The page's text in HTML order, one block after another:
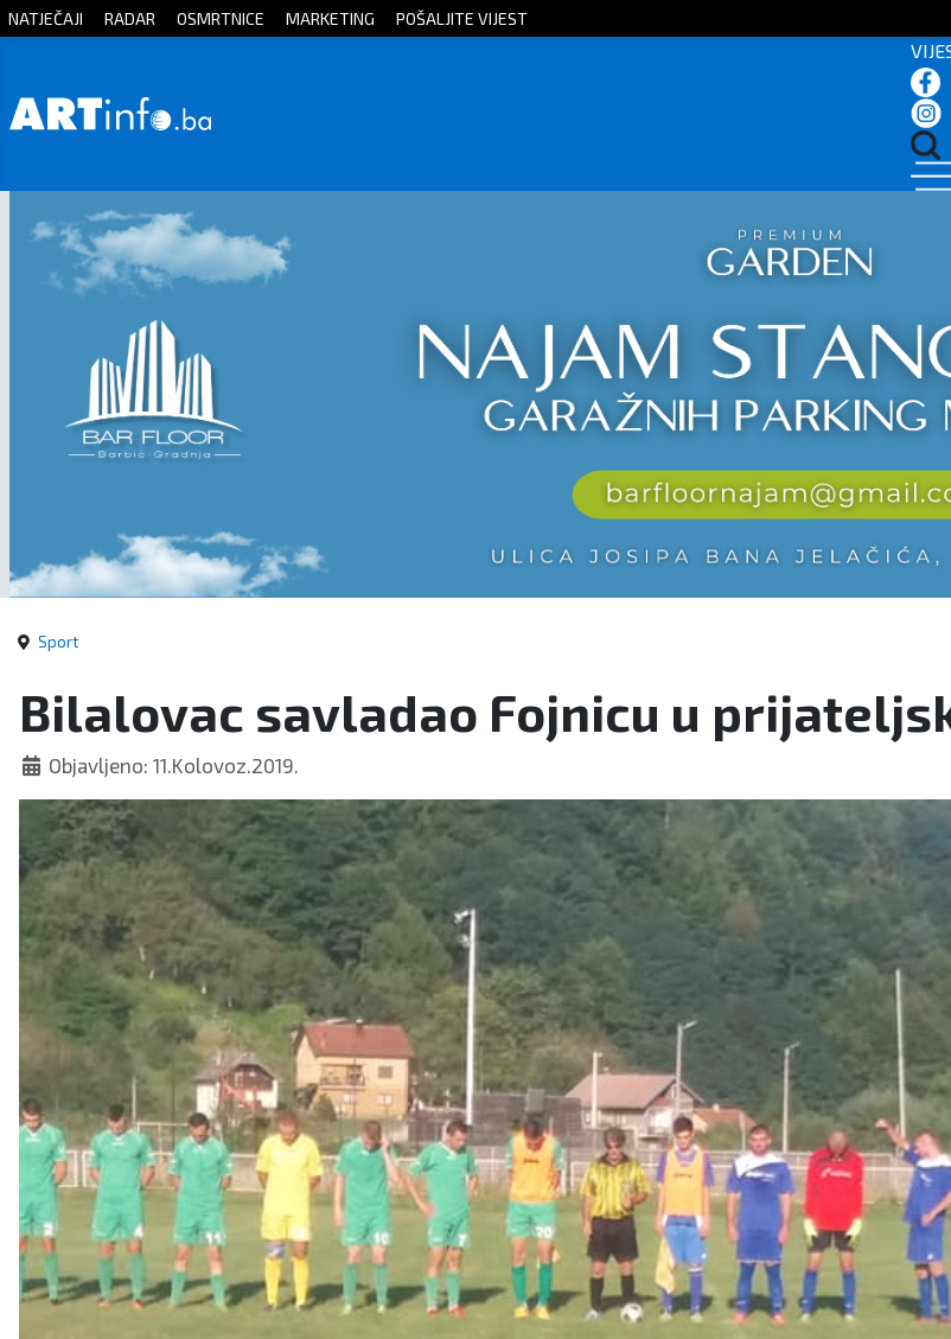
Početna
Sport
Kultura
Crna
kronika
Politika
NATJEČAJI RADAR OSMRTNICE MARKETING POŠALJITE VIJEST
Sport
Bilalovac savladao Fojnicu u
Objavljeno: 11.Kolovoz.2019.